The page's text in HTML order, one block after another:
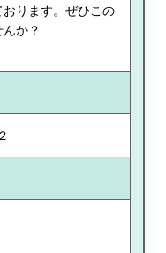
ります。ぜひこの
か？